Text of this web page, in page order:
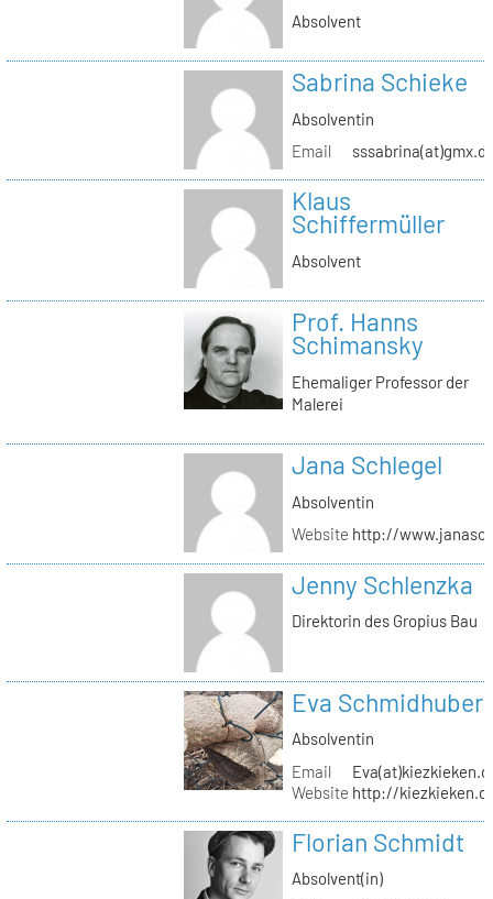
Absolvent
Sabrina Schieke
Absolventin
Email
Klaus
Schiffermüller
Absolvent
Prof. Hanns
Schimansky
Ehemaliger Professor der
Malerei
Jana Schlegel
Absolventin
Website http://
Jenny Schlenzka
Direktorin des Gropius Bau
Eva Schmidhuber
Absolventin
Email
Website http://
Florian Schmidt
Absolvent(in)